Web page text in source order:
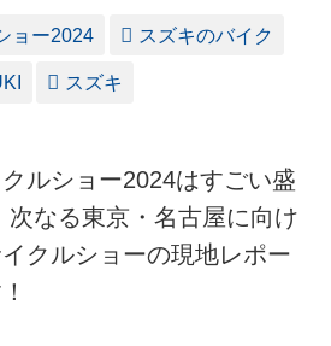
ョー2024 スズキのバイク
スズキ
ルショー2024はすごい盛
次なる東京・名古屋に向け
クルショーの現地レポー